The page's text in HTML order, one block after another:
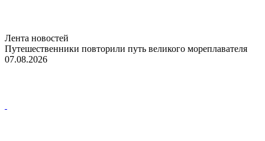
Лента новостей
Путешественники повторили путь великого мореплавателя
07.08.2026